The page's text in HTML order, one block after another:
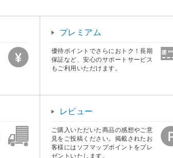
プレミアム
優待ポイントでさらにおトク！長期
保証など、安心のサポートサービス
もご利用いただけます。
レビュー
ご購入いただいた商品の感想やご意
見をご投稿ください。掲載されたお
客様にはソフマップポイントをプレ
ゼントいたします。